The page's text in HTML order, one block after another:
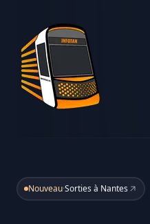
Nouveau·Sorties à Nantes